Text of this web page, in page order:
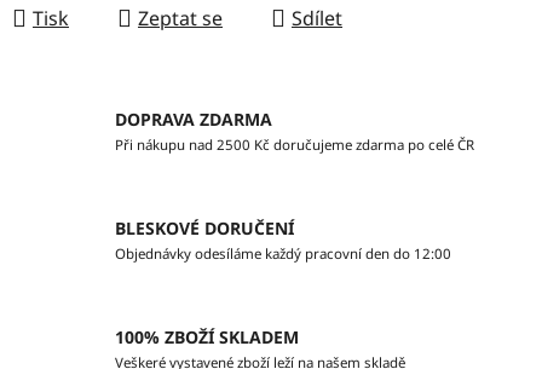
Tisk Zeptat se Sdílet
DOPRAVA ZDARMA
Při nákupu nad 2500 Kč doručujeme zdarma po celé ČR
BLESKOVÉ DORUČENÍ
Objednávky odesíláme každý pracovní den do 12:00
100% ZBOŽÍ SKLADEM
Veškeré vystavené zboží leží na našem skladě